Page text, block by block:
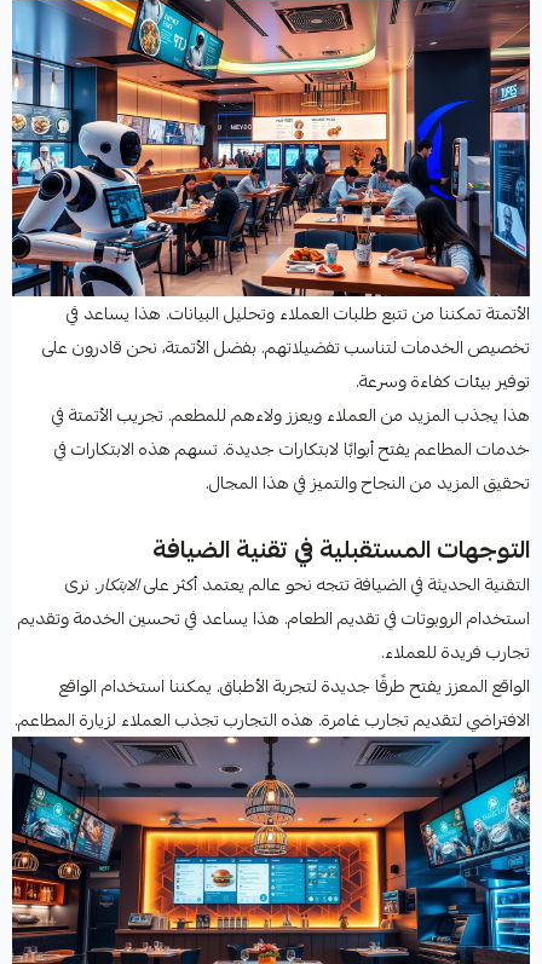
الأتمتة تمكننا من تتبع طلبات العملاء وتحليل البيانات. هذا يساعد في
تخصيص الخدمات لتناسب تفضيلاتهم. بفضل الأتمتة، نحن قادرون على
توفير بيئات كفاءة وسرعة.
هذا يجذب المزيد من العملاء ويعزز ولاءهم للمطعم. تجريب الأتمتة في
خدمات المطاعم يفتح أبوابًا لابتكارات جديدة. تسهم هذه الابتكارات في
تحقيق المزيد من النجاح والتميز في هذا المجال.
التوجهات المستقبلية في تقنية الضيافة
التقنية الحديثة في الضيافة تتجه نحو عالم يعتمد أكثر علىالابتكار. نرى
استخدام الروبوتات في تقديم الطعام. هذا يساعد في تحسين الخدمة وتقديم
تجارب فريدة للعملاء.
الواقع المعزز يفتح طرقًا جديدة لتجربة الأطباق. يمكننا استخدام الواقع
الافتراضي لتقديم تجارب غامرة. هذه التجارب تجذب العملاء لزيارة المطاعم.